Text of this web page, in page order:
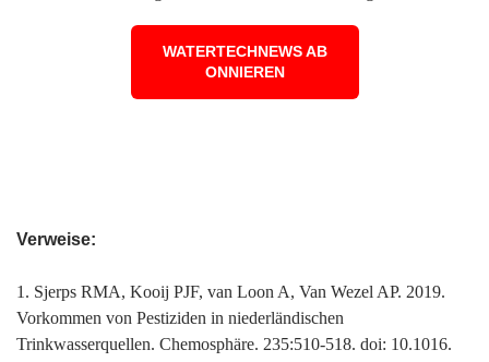
WATERTECHNEWS AB
ONNIEREN
Verweise:
1. Sjerps RMA, Kooij PJF, van Loon A, Van Wezel AP. 2019.
Vorkommen von Pestiziden in niederländischen
Trinkwasserquellen. Chemosphäre. 235:510-518. doi: 10.1016.